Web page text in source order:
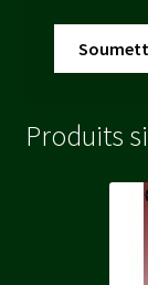
Produits